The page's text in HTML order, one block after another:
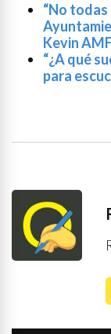
“No
Kevin AMF
“¿A qué
para